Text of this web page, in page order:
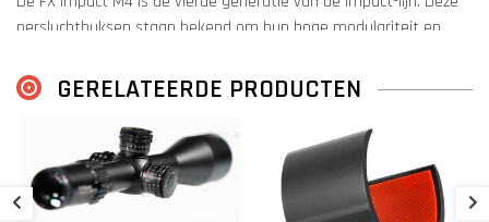
persluchtbuksen staan bekend om hun hoge modulariteit en
Dit modulaire design maakt de Impact enorm breed toepasbaar.
Of het nu competities zijn, ongedierte bestrijding of jacht, de
Impact kan het allemaal!
DezeStandard uitvoeringvan de FX Impact M4 is uitgerust met
een600mm loopmet een STX Standard liner en een 480cc 250
GERELATEERDE PRODUCTEN